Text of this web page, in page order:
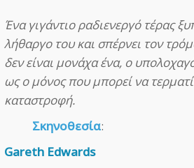
Ένα γιγάντιο ραδιενεργό τέρας
λήθαργο του και σπέρνει τον
δεν είναι μονάχα ένα, ο
ως ο μόνος που μπορεί να
καταστροφή.
Σκηνοθεσία:
Gareth Edwards